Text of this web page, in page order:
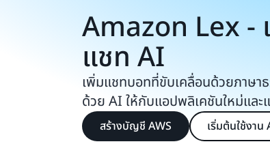
Amazon Lex -
แชท AI
เพิ่มแชทบอทที่ขับเคลื่อนด้วยภาษา
ด้วย AI ให้กับแอปพลิเคชันใหม่แล
สร้างบัญชี AWS เริ่มต้นใช้งา